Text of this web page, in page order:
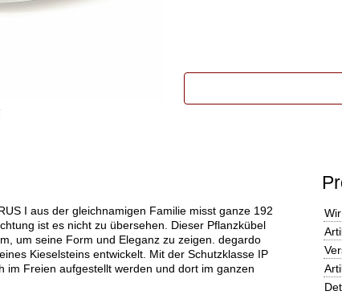
I aus der gleichnamigen Familie misst ganze 192
ist es nicht zu übersehen. Dieser Pflanzkübel
um seine Form und Eleganz zu zeigen. degardo
Kieselsteins entwickelt. Mit der Schutzklasse IP
im Freien aufgestellt werden und dort im ganzen